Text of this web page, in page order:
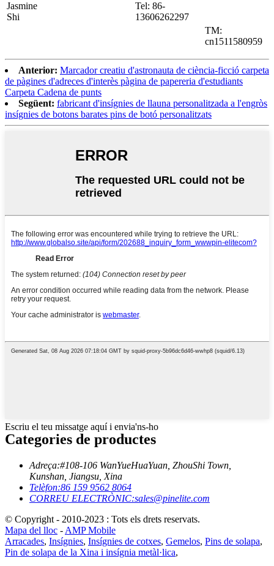
Jasmine
Shi
Tel: 86-
13606262297
TM:
cn1511580959
Anterior: Marcador creatiu d'astronauta de ciència-ficció carpeta
de pàgines d'adreces d'interès pàgina de papereria d'estudiants
Carpeta Cadena de punts
Següent: fabricant d'insígnies de llauna personalitzada a l'engròs
insígnies de botons barates pins de botó personalitzats
Escriu el teu missatge aquí i envia'ns-ho
Categories de productes
Adreça:#108-106 WanYueHuaYuan, ZhouShi Town,
Kunshan, Jiangsu, Xina
Telèfon:86 159 9562 8064
CORREU ELECTRÒNIC:sales@pinelite.com
© Copyright - 2010-2023 : Tots els drets reservats.
Mapa del lloc - AMP Mobile
Arracades, Insígnies, Insígnies de cotxes, Gemelos, Pins de solapa,
Pin de solapa de la Xina i insígnia metàl·lica,